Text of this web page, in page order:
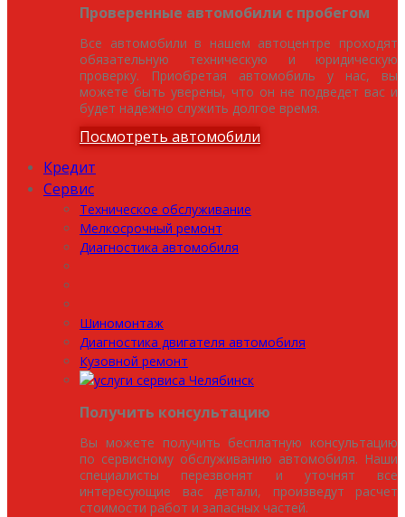
Проверенные автомобили с пробегом
Все автомобили в нашем автоцентре проходят
обязательную техническую и юридическую
проверку. Приобретая автомобиль у нас, вы
можете быть уверены, что он не подведет вас и
будет надежно служить долгое время.
Посмотреть автомобили
Кредит
Сервис
Техническое обслуживание
Мелкосрочный ремонт
Диагностика автомобиля
Шиномонтаж
Диагностика двигателя автомобиля
Кузовной ремонт
Получить консультацию
Вы можете получить бесплатную консультацию
по сервисному обслуживанию автомобиля. Наши
специалисты перезвонят и уточнят все
интересующие вас детали, произведут расчет
стоимости работ и запасных частей.